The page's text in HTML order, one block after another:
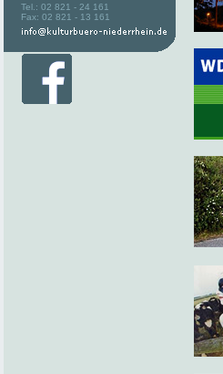
Tel.: 02 821 - 24 161
Fax: 02 821 - 13 161